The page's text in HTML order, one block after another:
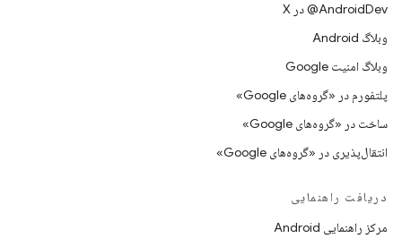
‫‎@AndroidDev در X
وبلاگ Android
وبلاگ امنیت Google
پلتفورم در «گروه‌های Google»
ساخت در «گروه‌های Google»
انتقال‌پذیری در «گروه‌های Google»
دریافت راهنمایی
مرکز راهنمایی Android